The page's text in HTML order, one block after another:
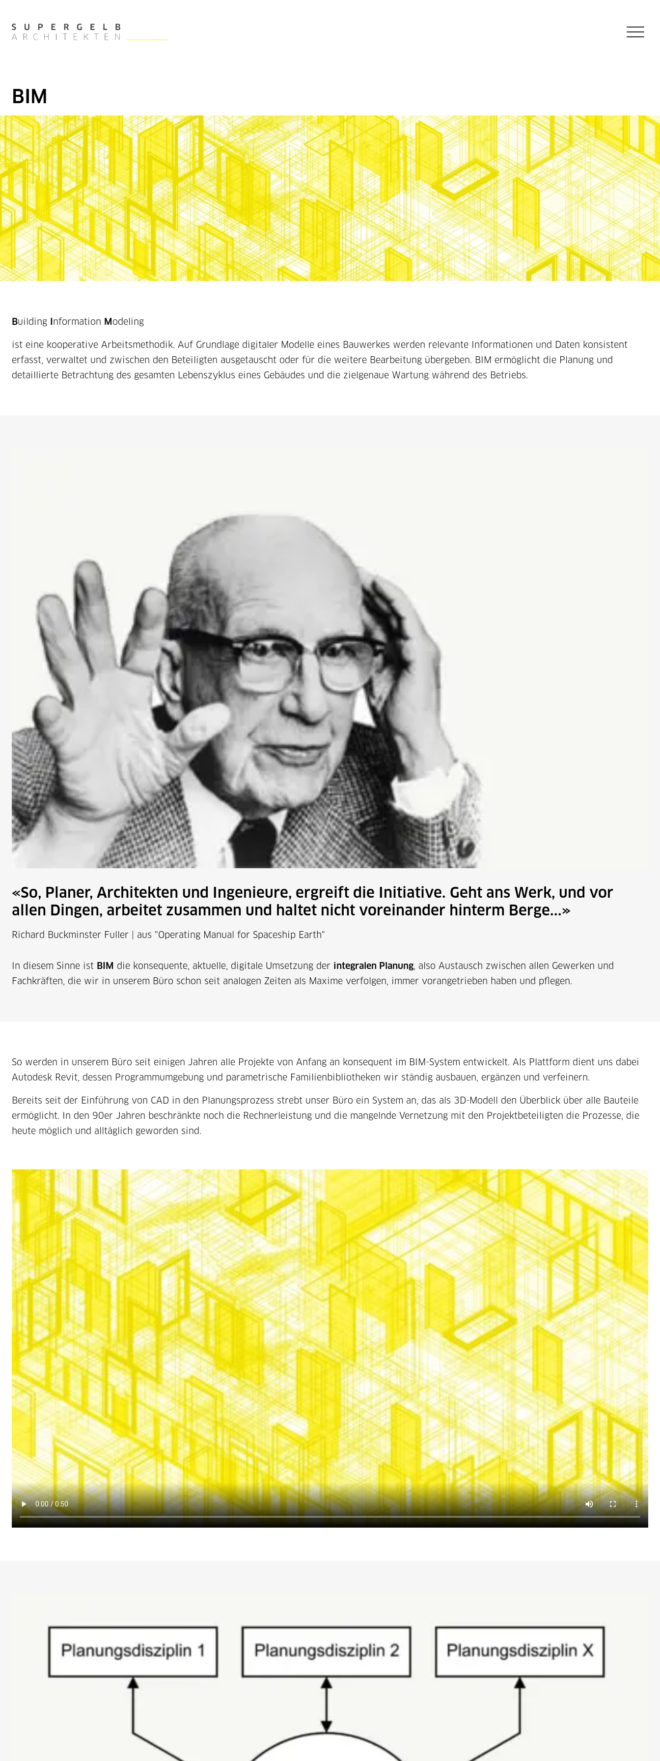
Zur Startseite navigieren
BIM
Building Information Modeling
ist eine kooperative Arbeitsmethodik. Auf Grundlage digitaler Modelle eines Bauwerkes werden relevante Informationen und Daten konsistent
erfasst, verwaltet und zwischen den Beteiligten ausgetauscht oder für die weitere Bearbeitung übergeben. BIM ermöglicht die Planung und
detaillierte Betrachtung des gesamten Lebenszyklus eines Gebäudes und die zielgenaue Wartung während des Betriebs.
So, Planer, Architekten und Ingenieure, ergreift die Initiative. Geht ans Werk, und vor
allen Dingen, arbeitet zusammen und haltet nicht voreinander hinterm Berge...
Richard Buckminster Fuller | aus "Operating Manual for Spaceship Earth"
In diesem Sinne ist BIM die konsequente, aktuelle, digitale Umsetzung der integralen Planung , also Austausch zwischen allen Gewerken und
Fachkräften, die wir in unserem Büro schon seit analogen Zeiten als Maxime verfolgen, immer vorangetrieben haben und pflegen.
So werden in unserem Büro seit einigen Jahren alle Projekte von Anfang an konsequent im BIM-System entwickelt. Als Plattform dient uns dabei
Autodesk Revit, dessen Programmumgebung und parametrische Familienbibliotheken wir ständig ausbauen, ergänzen und verfeinern.
Bereits seit der Einführung von CAD in den Planungsprozess strebt unser Büro ein System an, das als 3D-Modell den Überblick über alle Bauteile
ermöglicht. In den 90er Jahren beschränkte noch die Rechnerleistung und die mangelnde Vernetzung mit den Projektbeteiligten die Prozesse, die
heute möglich und alltäglich geworden sind.